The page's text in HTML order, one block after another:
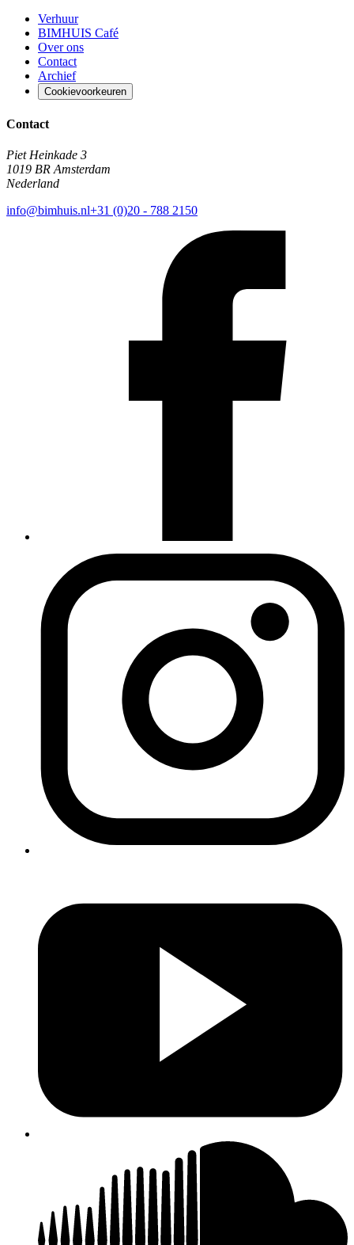
Verhuur
BIMHUIS Café
Over ons
Contact
Archief
Cookievoorkeuren
Contact
Piet Heinkade 3
1019 BR Amsterdam
Nederland
info@bimhuis.nl+31 (0)20 - 788 2150